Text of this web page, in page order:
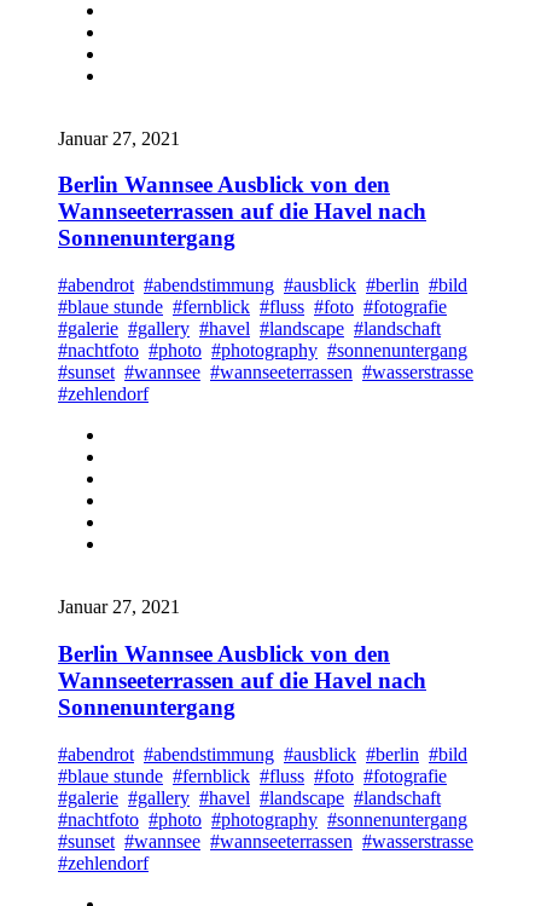
Januar 27, 2021
Berlin Wannsee Ausblick von den
Wannseeterrassen auf die Havel nach
Sonnenuntergang
#abendrot #abendstimmung #ausblick #berlin #bild
#blaue stunde #fernblick #fluss #foto #fotografie
#galerie #gallery #havel #landscape #landschaft
#nachtfoto #photo #photography #sonnenuntergang
#sunset #wannsee #wannseeterrassen #wasserstrasse
#zehlendorf
Januar 27, 2021
Berlin Wannsee Ausblick von den
Wannseeterrassen auf die Havel nach
Sonnenuntergang
#abendrot #abendstimmung #ausblick #berlin #bild
#blaue stunde #fernblick #fluss #foto #fotografie
#galerie #gallery #havel #landscape #landschaft
#nachtfoto #photo #photography #sonnenuntergang
#sunset #wannsee #wannseeterrassen #wasserstrasse
#zehlendorf